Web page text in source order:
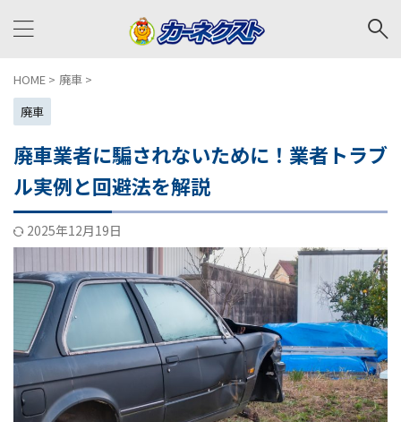
HOME > 廃車 >
廃車
廃車業者に騙されないために！業者トラブ
ル実例と回避法を解説
2025年12月19日